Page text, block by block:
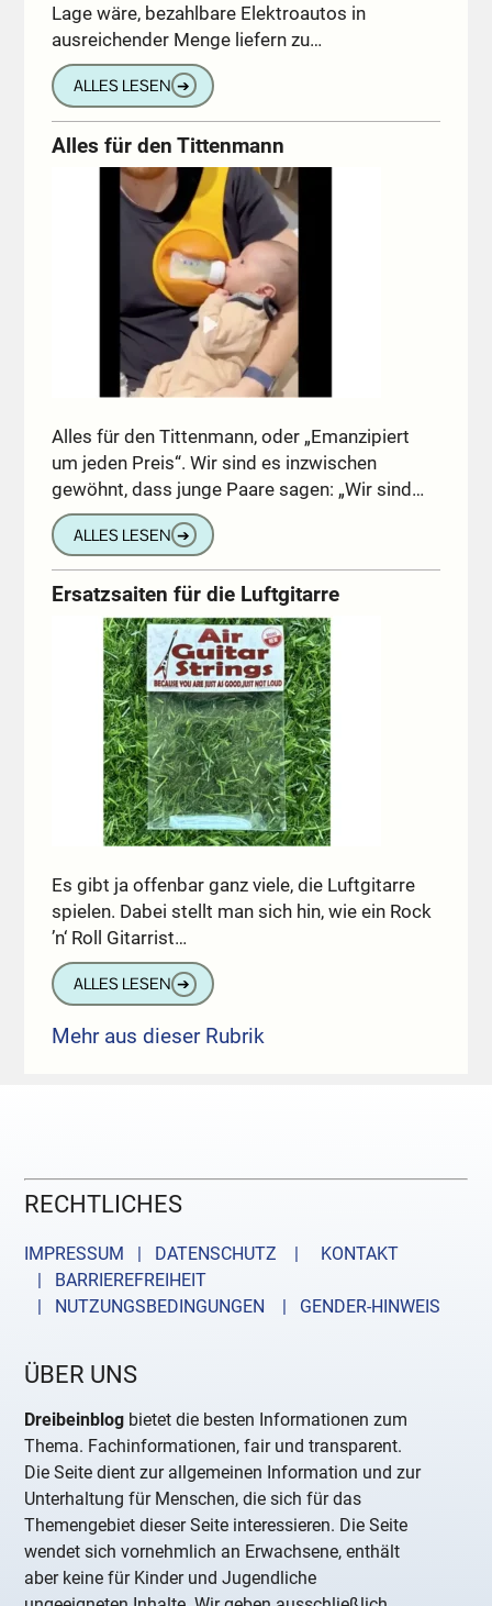
Lage wäre, bezahlbare Elektroautos in
ausreichender Menge liefern zu…
ALLES LESEN ➔
Alles für den Tittenmann
Alles für den Tittenmann, oder „Emanzipiert
um jeden Preis“. Wir sind es inzwischen
gewöhnt, dass junge Paare sagen: „Wir sind…
ALLES LESEN ➔
Ersatzsaiten für die Luftgitarre
Es gibt ja offenbar ganz viele, die Luftgitarre
spielen. Dabei stellt man sich hin, wie ein Rock
’n‘ Roll Gitarrist…
ALLES LESEN ➔
Mehr aus dieser Rubrik
RECHTLICHES
IMPRESSUM | DATENSCHUTZ |
KONTAKT
| BARRIEREFREIHEIT
| NUTZUNGSBEDINGUNGEN
| GENDER-HINWEIS
ÜBER UNS
Dreibeinblog bietet die besten Informationen zum
Thema. Fachinformationen, fair und transparent.
Die Seite dient zur allgemeinen Information und zur
Unterhaltung für Menschen, die sich für das
Themengebiet dieser Seite interessieren. Die Seite
wendet sich vornehmlich an Erwachsene, enthält
aber keine für Kinder und Jugendliche